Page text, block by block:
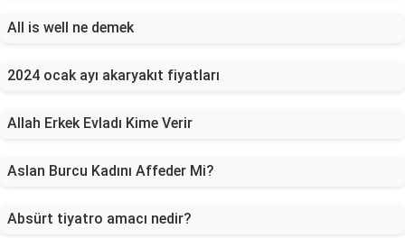
All is well ne demek
2024 ocak ayı akaryakıt fiyatları
Allah Erkek Evladı Kime Verir
Aslan Burcu Kadını Affeder Mi?
Absürt tiyatro amacı nedir?